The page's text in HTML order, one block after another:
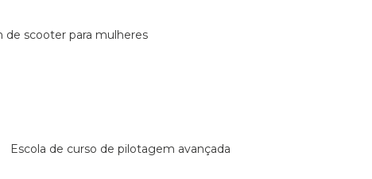
de scooter para mulheres
escola de curso de pilotagem avançada